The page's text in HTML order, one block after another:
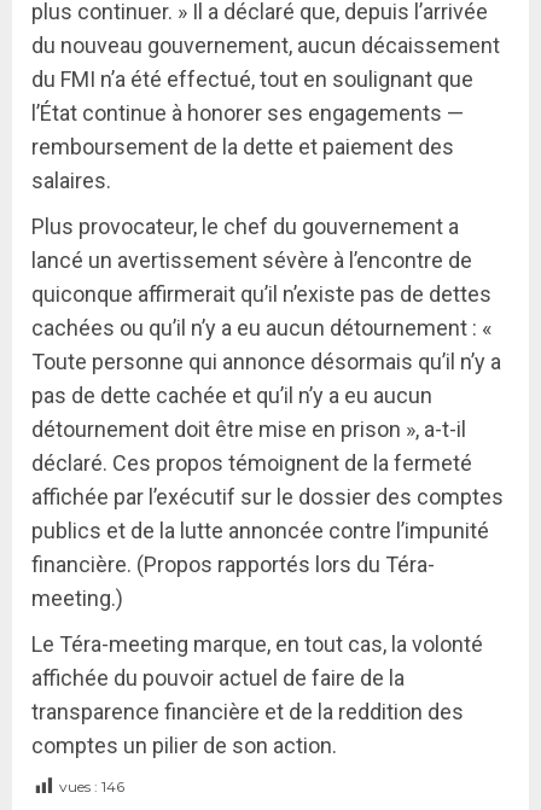
plus continuer. » Il a déclaré que, depuis l’arrivée
du nouveau gouvernement, aucun décaissement
du FMI n’a été effectué, tout en soulignant que
l’État continue à honorer ses engagements —
remboursement de la dette et paiement des
salaires.
Plus provocateur, le chef du gouvernement a
lancé un avertissement sévère à l’encontre de
quiconque affirmerait qu’il n’existe pas de dettes
cachées ou qu’il n’y a eu aucun détournement : «
Toute personne qui annonce désormais qu’il n’y a
pas de dette cachée et qu’il n’y a eu aucun
détournement doit être mise en prison », a-t-il
déclaré. Ces propos témoignent de la fermeté
affichée par l’exécutif sur le dossier des comptes
publics et de la lutte annoncée contre l’impunité
financière. (Propos rapportés lors du Téra-
meeting.)
Le Téra-meeting marque, en tout cas, la volonté
affichée du pouvoir actuel de faire de la
transparence financière et de la reddition des
comptes un pilier de son action.
vues : 146